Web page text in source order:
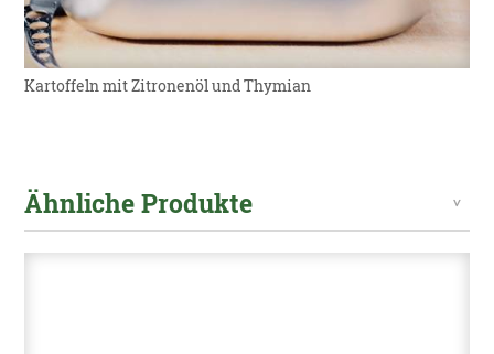
Kartoffeln mit Zitronenöl und Thymian
Ähnliche Produkte